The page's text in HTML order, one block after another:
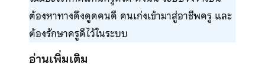
ต้องหาทางดึงดูดคนดี คนเก่งเข้ามาสู่อาชีพครู และ
ต้องรักษาครูดีไว้ในระบบ
อ่านเพิ่มเติม